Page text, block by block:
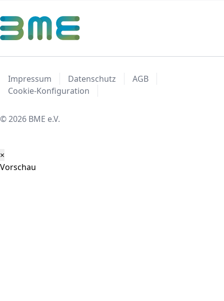
Impressum Datenschutz
AGB
Cookie-Konfiguration
© 2026 BME e.V.
×
Vorschau